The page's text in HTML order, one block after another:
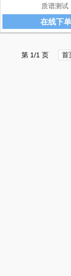
质谱测试
在线下单
第 1/1 页 首